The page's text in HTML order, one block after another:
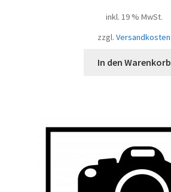
inkl. 19 % MwSt.
zzgl. Versandkosten
In den Warenkorb